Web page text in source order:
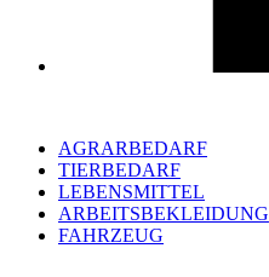
AGRARBEDARF
TIERBEDARF
LEBENSMITTEL
ARBEITSBEKLEIDUNG
FAHRZEUG